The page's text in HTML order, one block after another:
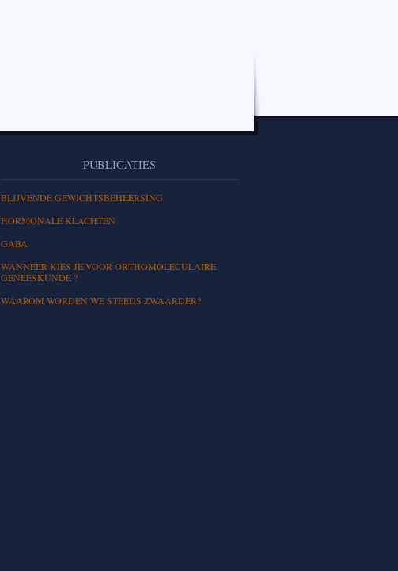
PUBLICATIES
BLIJVENDE GEWICHTSBEHEERSING
HORMONALE KLACHTEN
GABA
WANNEER KIES JE VOOR ORTHOMOLECULAIRE
GENEESKUNDE ?
WAAROM WORDEN WE STEEDS ZWAARDER?